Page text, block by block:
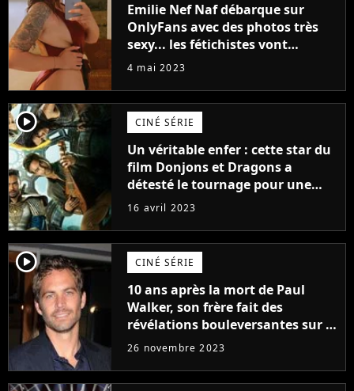
Emilie Nef Naf débarque sur
OnlyFans avec des photos très
sexy... les fétichistes vont
prendre leur pied !
4 mai 2023
player2 CINÉ SÉRIE
Un véritable enfer : cette star du
film Donjons et Dragons a
détesté le tournage pour une
raison très spéciale
16 avril 2023
player2 CINÉ SÉRIE
10 ans après la mort de Paul
Walker, son frère fait des
révélations bouleversantes sur la
réaction des acteurs de Fast and
26 novembre 2023